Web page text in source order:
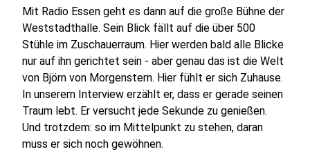
Mit Radio Essen geht es dann auf die große Bühne der
Weststadthalle. Sein Blick fällt auf die über 500
Stühle im Zuschauerraum. Hier werden bald alle Blicke
nur auf ihn gerichtet sein - aber genau das ist die Welt
von Björn von Morgenstern. Hier fühlt er sich Zuhause.
In unserem Interview erzählt er, dass er gerade seinen
Traum lebt. Er versucht jede Sekunde zu genießen.
Und trotzdem: so im Mittelpunkt zu stehen, daran
muss er sich noch gewöhnen.